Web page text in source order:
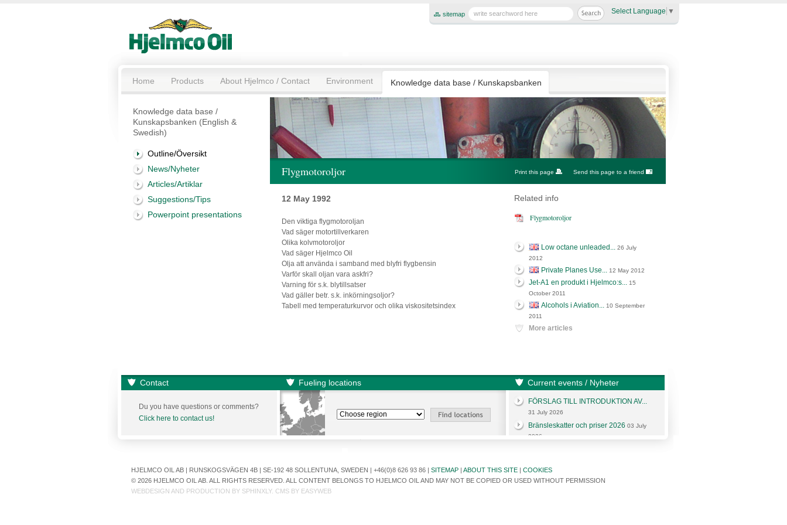
sitemap Select Language ▼
Home Products About Hjelmco / Contact Environment Knowledge data base / Kunskapsbanken
Knowledge data base /
Kunskapsbanken (English &
Swedish)
Outline/Översikt
News/Nyheter
Articles/Artiklar
Suggestions/Tips
Powerpoint presentations
Flygmotoroljor Print this page Send this page to a friend
12 May 1992
Den viktiga flygmotoroljan
Vad säger motortillverkaren
Olika kolvmotoroljor
Vad säger Hjelmco Oil
Olja att använda i samband med blyfri flygbensin
Varför skall oljan vara askfri?
Varning för s.k. blytillsatser
Vad gäller betr. s.k. inkörningsoljor?
Tabell med temperaturkurvor och olika viskositetsindex
Related info
Flygmotoroljor
Low octane unleaded... 26 July
2012
Private Planes Use... 12 May 2012
Jet-A1 en produkt i Hjelmco:s... 15
October 2011
Alcohols i Aviation... 10 September
2011
More articles
Contact Fueling locations Current events / Nyheter
Du you have questions or comments?
Click here to contact us!
FÖRSLAG TILL INTRODUKTION AV...
31 July 2026
Bränsleskatter och priser 2026 03 July
2026
HJELMCO OIL AB | RUNSKOGSVÄGEN 4B | SE-192 48 SOLLENTUNA, SWEDEN | +46(0)8 626 93 86 | SITEMAP | ABOUT THIS SITE | COOKIES
© 2026 HJELMCO OIL AB. ALL RIGHTS RESERVED. ALL CONTENT BELONGS TO HJELMCO OIL AND MAY NOT BE COPIED OR USED WITHOUT PERMISSION
WEBDESIGN AND PRODUCTION BY SPHINXLY. CMS BY EASYWEB